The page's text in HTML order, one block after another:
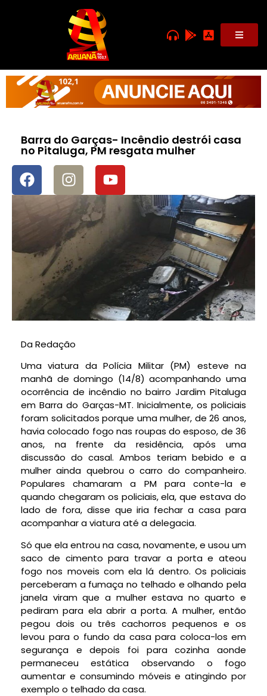
Barra do Garças- Incêndio destrói casa
no Pitaluga, PM resgata mulher
Da Redação
Uma viatura da Polícia Militar (PM) esteve na
manhã de domingo (14/8) acompanhando uma
ocorrência de incêndio no bairro Jardim Pitaluga
em Barra do Garças-MT. Inicialmente, os policiais
foram solicitados porque uma mulher, de 26 anos,
havia colocado fogo nas roupas do esposo, de 36
anos, na frente da residência, após uma
discussão do casal. Ambos teriam bebido e a
mulher ainda quebrou o carro do companheiro.
Populares chamaram a PM para conte-la e
quando chegaram os policiais, ela, que estava do
lado de fora, disse que iria fechar a casa para
acompanhar a viatura até a delegacia.
Só que ela entrou na casa, novamente, e usou um
saco de cimento para travar a porta e ateou
fogo nos moveis com ela lá dentro. Os policiais
perceberam a fumaça no telhado e olhando pela
janela viram que a mulher estava no quarto e
pediram para ela abrir a porta. A mulher, então
pegou dois ou três cachorros pequenos e os
levou para o fundo da casa para coloca-los em
segurança e depois foi para cozinha aonde
permaneceu estática observando o fogo
aumentar e consumindo móveis e atingindo por
exemplo o telhado da casa.